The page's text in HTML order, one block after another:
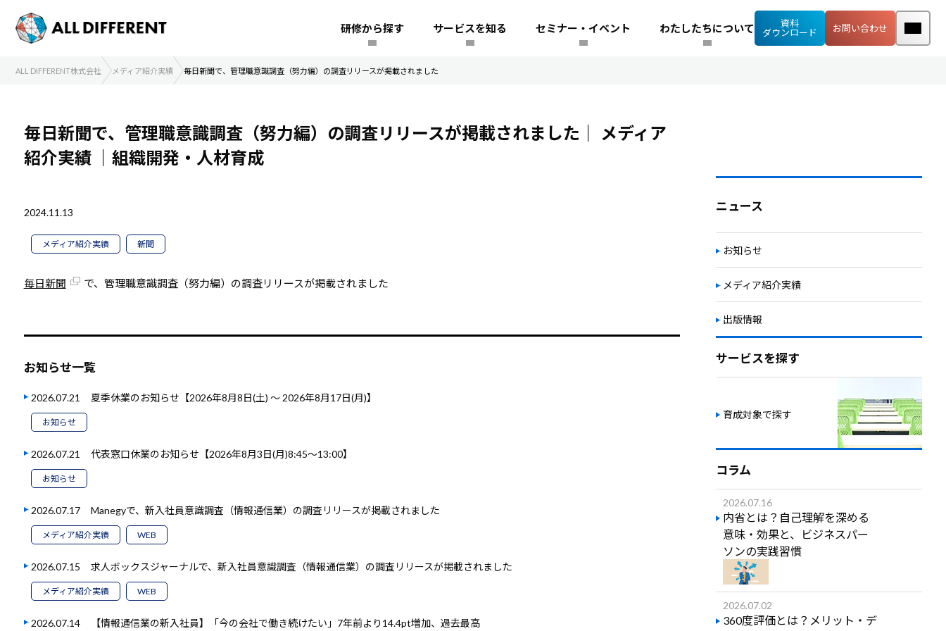
研修から探す サービスを知る セミナー・イベント わたしたちについて
資料
ダウンロード
お問い合わせ
ALL DIFFERENT株式会社 メディア紹介実績 毎日新聞で、管理職意識調査（努力編）の調査リリースが掲載されました
毎日新聞で、管理職意識調査（努力編）の調査リリースが掲載されました｜ メディア
紹介実績
｜組織開発・人材育成
2024.11.13
メディア紹介実績 新聞
毎日新聞 で、管理職意識調査（努力編）の調査リリースが掲載されました
お知らせ一覧
2026.07.21 夏季休業のお知らせ【2026年8月8日(土) ～ 2026年8月17日(月)】
お知らせ
2026.07.21 代表窓口休業のお知らせ【2026年8月3日(月)8:45～13:00】
お知らせ
2026.07.17 Manegyで、新入社員意識調査（情報通信業）の調査リリースが掲載されました
メディア紹介実績 WEB
2026.07.15 求人ボックスジャーナルで、新入社員意識調査（情報通信業）の調査リリースが掲載されました
メディア紹介実績 WEB
2026.07.14 【情報通信業の新入社員】「今の会社で働き続けたい」7年前より14.4pt増加、過去最高
ニュース
お知らせ
メディア紹介実績
出版情報
サービスを探す
育成対象で探す
コラム
2026.07.16
内省とは？自己理解を深める
意味・効果と、ビジネスパー
ソンの実践習慣
2026.07.02
360度評価とは？メリット・デ